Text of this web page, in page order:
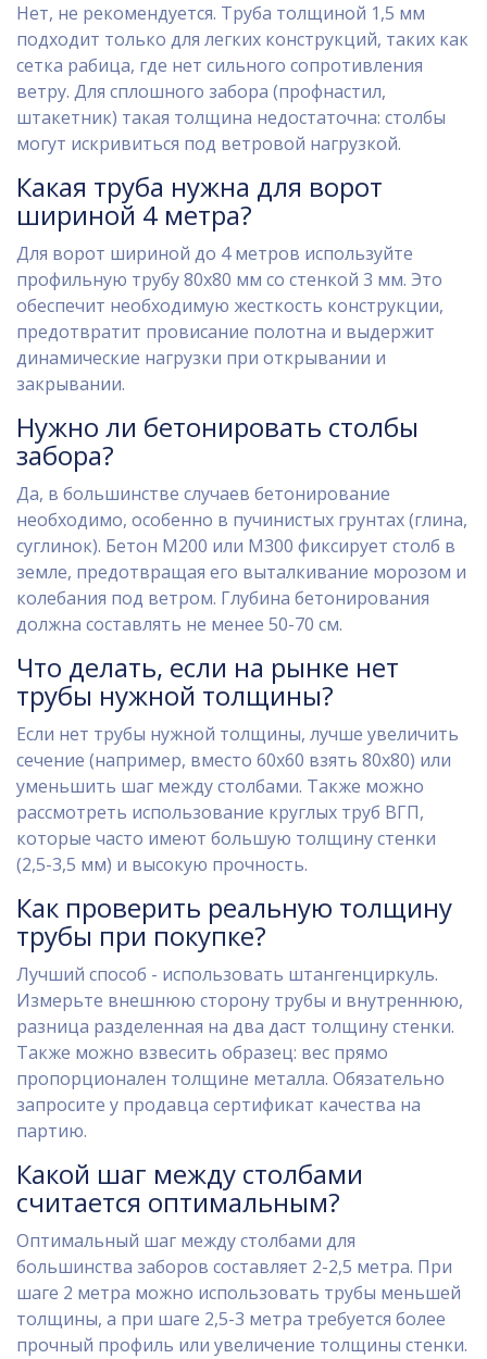
Нет, не рекомендуется. Труба толщиной 1,5 мм
подходит только для легких конструкций, таких как
сетка рабица, где нет сильного сопротивления
ветру. Для сплошного забора (профнастил,
штакетник) такая толщина недостаточна: столбы
могут искривиться под ветровой нагрузкой.
Какая труба нужна для ворот
шириной 4 метра?
Для ворот шириной до 4 метров используйте
профильную трубу 80х80 мм со стенкой 3 мм. Это
обеспечит необходимую жесткость конструкции,
предотвратит провисание полотна и выдержит
динамические нагрузки при открывании и
закрывании.
Нужно ли бетонировать столбы
забора?
Да, в большинстве случаев бетонирование
необходимо, особенно в пучинистых грунтах (глина,
суглинок). Бетон М200 или М300 фиксирует столб в
земле, предотвращая его выталкивание морозом и
колебания под ветром. Глубина бетонирования
должна составлять не менее 50-70 см.
Что делать, если на рынке нет
трубы нужной толщины?
Если нет трубы нужной толщины, лучше увеличить
сечение (например, вместо 60х60 взять 80х80) или
уменьшить шаг между столбами. Также можно
рассмотреть использование круглых труб ВГП,
которые часто имеют большую толщину стенки
(2,5-3,5 мм) и высокую прочность.
Как проверить реальную толщину
трубы при покупке?
Лучший способ - использовать штангенциркуль.
Измерьте внешнюю сторону трубы и внутреннюю,
разница разделенная на два даст толщину стенки.
Также можно взвесить образец: вес прямо
пропорционален толщине металла. Обязательно
запросите у продавца сертификат качества на
партию.
Какой шаг между столбами
считается оптимальным?
Оптимальный шаг между столбами для
большинства заборов составляет 2-2,5 метра. При
шаге 2 метра можно использовать трубы меньшей
толщины, а при шаге 2,5-3 метра требуется более
прочный профиль или увеличение толщины стенки.